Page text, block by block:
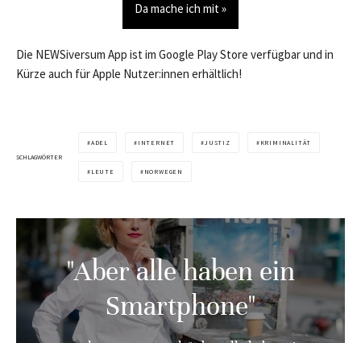
Da mache ich mit »
Die NEWSiversum App ist im Google Play Store verfügbar und in
Kürze auch für Apple Nutzer:innen erhältlich!
SCHLAGWÖRTER
ADEL INTERNET JUSTIZ KRIMINALITÄT
LEUTE NORWEGEN
"Aber alle haben ein
Smartphone"